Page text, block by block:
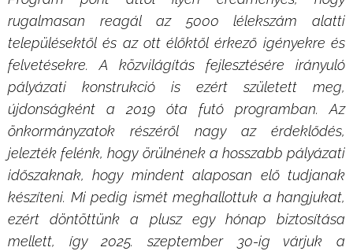
rugalmasan reagál az 5000 lélekszám alatti
településektől és az ott élőktől érkező igényekre és
felvetésekre. A közvilágítás fejlesztésére irányuló
pályázati konstrukció is ezért született meg,
újdonságként a 2019 óta futó programban. Az
önkormányzatok részéről nagy az érdeklődés,
jelezték felénk, hogy örülnének a hosszabb pályázati
időszaknak, hogy mindent alaposan elő tudjanak
készíteni. Mi pedig ismét meghallottuk a hangjukat,
ezért döntöttünk a plusz egy hónap biztosítása
mellett, így 2025. szeptember 30-ig várjuk a